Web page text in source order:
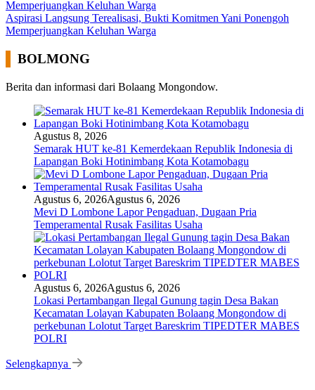
Aspirasi Langsung Terealisasi, Bukti Komitmen Yani Ponengoh
Memperjuangkan Keluhan Warga
BOLMONG
Berita dan informasi dari Bolaang Mongondow.
Agustus 8, 2026
Semarak HUT ke-81 Kemerdekaan Republik Indonesia di
Lapangan Boki Hotinimbang Kota Kotamobagu
Agustus 6, 2026Agustus 6, 2026
Mevi D Lombone Lapor Pengaduan, Dugaan Pria
Temperamental Rusak Fasilitas Usaha
Agustus 6, 2026Agustus 6, 2026
Lokasi Pertambangan Ilegal Gunung tagin Desa Bakan
Kecamatan Lolayan Kabupaten Bolaang Mongondow di
perkebunan Lolotut Target Bareskrim TIPEDTER MABES
POLRI
Selengkapnya